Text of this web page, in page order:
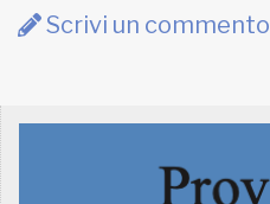
Scrivi un commento